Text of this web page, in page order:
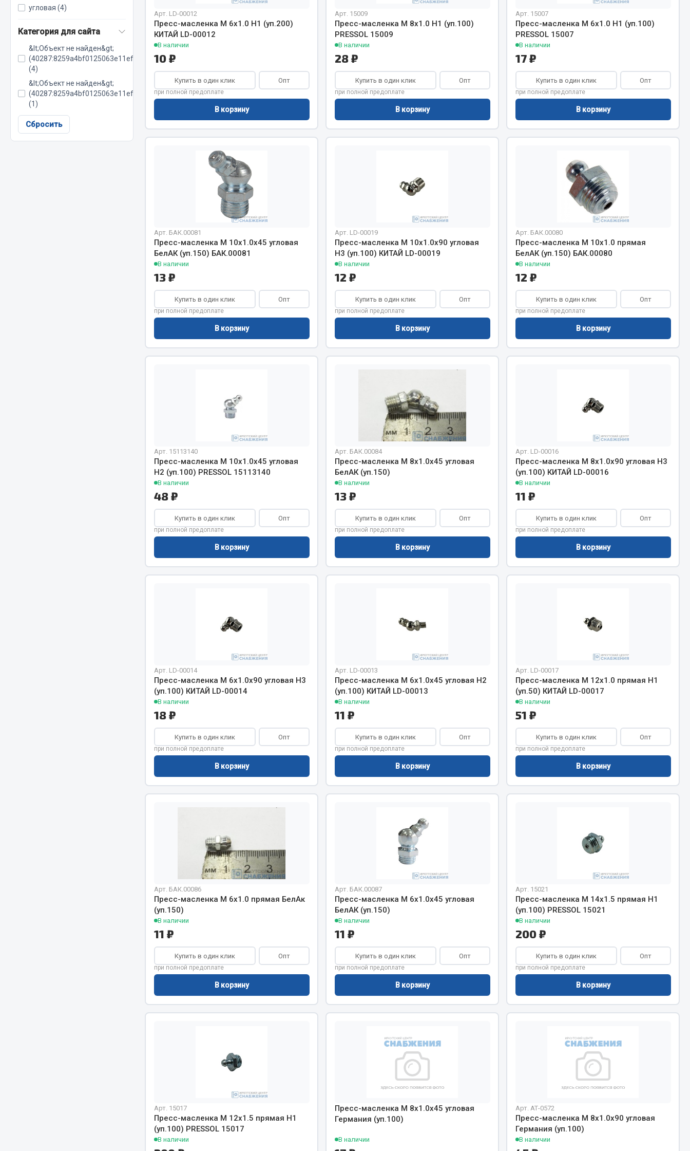
Подвеска
Тормозная система
Двери
Двигатель
Электрооборудование
Двигатель
Мост задний
Сцепление
Весь раздел
Двигатель
Система питания
Коробка передач
Рулевое управление
Тормозная система
Тормозная система
Двигатель
Подвеска
Система питания
Система выпуска газа
Система охлаждения
Запчасти FAW
Подвеска
Двигатель
Система охлаждения
Сцепление
Электрооборудование
Весь раздел
Фильтры
Vic
Автоторг
Дифа
Весь раздел
Всё для сварки
Маски, краги сварщика
Сварочное оборудование
Сварочные материалы
Весь раздел
Весь раздел
Стропы
Весь раздел
Aвтосил
Chevron
Cosmo
Весь раздел
Инструмент и оборудование для
шиномонтжа
Садовый инвентарь
DELТА
Показать ещё
Весь раздел
угловая (4)
Категория для сайта
&lt;Объект не найден&gt;
(40287:8259a4bf0125063e11efef60c285d8d5)
(4)
&lt;Объект не найден&gt;
(40287:8259a4bf0125063e11efef60c285d8fd)
(1)
Сбросить
Арт. LD-00012
Пресс-масленка М 6х1.0 H1 (уп.200)
КИТАЙ LD-00012
В наличии
10 ₽
Купить в один клик Опт
при полной предоплате
В корзину
Арт. 15009
Пресс-масленка М 8х1.0 H1 (уп.100)
PRESSOL 15009
В наличии
28 ₽
Купить в один клик Опт
при полной предоплате
В корзину
Арт. 15007
Пресс-масленка М 6х1.0 H1 (уп.100)
PRESSOL 15007
В наличии
17 ₽
Купить в один клик Опт
при полной предоплате
В корзину
Арт. БАК.00081
Пресс-масленка М 10х1.0х45 угловая
БелАК (уп.150) БАК.00081
В наличии
13 ₽
Купить в один клик Опт
при полной предоплате
В корзину
Арт. LD-00019
Пресс-масленка М 10х1.0х90 угловая
H3 (уп.100) КИТАЙ LD-00019
В наличии
12 ₽
Купить в один клик Опт
при полной предоплате
В корзину
Арт. БАК.00080
Пресс-масленка М 10х1.0 прямая
БелАК (уп.150) БАК.00080
В наличии
12 ₽
Купить в один клик Опт
при полной предоплате
В корзину
Арт. 15113140
Пресс-масленка М 10х1.0х45 угловая
H2 (уп.100) PRESSOL 15113140
В наличии
48 ₽
Купить в один клик Опт
при полной предоплате
В корзину
Арт. БАК.00084
Пресс-масленка М 8х1.0х45 угловая
БелАК (уп.150)
В наличии
13 ₽
Купить в один клик Опт
при полной предоплате
В корзину
Арт. LD-00016
Пресс-масленка М 8х1.0х90 угловая H3
(уп.100) КИТАЙ LD-00016
В наличии
11 ₽
Купить в один клик Опт
при полной предоплате
В корзину
Арт. LD-00014
Пресс-масленка М 6х1.0х90 угловая H3
(уп.100) КИТАЙ LD-00014
В наличии
18 ₽
Купить в один клик Опт
при полной предоплате
В корзину
Арт. LD-00013
Пресс-масленка М 6х1.0х45 угловая H2
(уп.100) КИТАЙ LD-00013
В наличии
11 ₽
Купить в один клик Опт
при полной предоплате
В корзину
Арт. LD-00017
Пресс-масленка М 12х1.0 прямая H1
(уп.50) КИТАЙ LD-00017
В наличии
51 ₽
Купить в один клик Опт
при полной предоплате
В корзину
Арт. БАК.00086
Пресс-масленка М 6х1.0 прямая БелАк
(уп.150)
В наличии
11 ₽
Купить в один клик Опт
при полной предоплате
В корзину
Арт. БАК.00087
Пресс-масленка М 6х1.0х45 угловая
БелАК (уп.150)
В наличии
11 ₽
Купить в один клик Опт
при полной предоплате
В корзину
Арт. 15021
Пресс-масленка М 14х1.5 прямая H1
(уп.100) PRESSOL 15021
В наличии
200 ₽
Купить в один клик Опт
при полной предоплате
В корзину
Арт. 15017
Пресс-масленка М 12х1.5 прямая H1
(уп.100) PRESSOL 15017
В наличии
Пресс-масленка М 8х1.0х45 угловая
Германия (уп.100)
В наличии
Арт. АТ-0572
Пресс-масленка М 8х1.0х90 угловая
Германия (уп.100)
В наличии